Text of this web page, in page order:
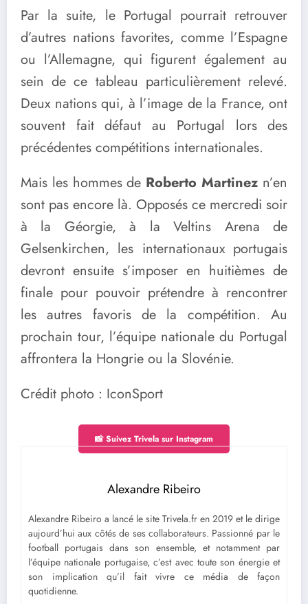
Par la suite, le Portugal pourrait retrouver
d’autres nations favorites, comme l’Espagne
ou l’Allemagne, qui figurent également au
sein de ce tableau particulièrement relevé.
Deux nations qui, à l’image de la France, ont
souvent fait défaut au Portugal lors des
précédentes compétitions internationales.
Mais les hommes de Roberto Martinez n’en
sont pas encore là. Opposés ce mercredi soir
à la Géorgie, à la Veltins Arena de
Gelsenkirchen, les internationaux portugais
devront ensuite s’imposer en huitièmes de
finale pour pouvoir prétendre à rencontrer
les autres favoris de la compétition. Au
prochain tour, l’équipe nationale du Portugal
affrontera la Hongrie ou la Slovénie.
Crédit photo : IconSport
📸 Suivez Trivela sur Instagram
Alexandre Ribeiro
Alexandre Ribeiro a lancé le site Trivela.fr en 2019 et le dirige
aujourd’hui aux côtés de ses collaborateurs. Passionné par le
football portugais dans son ensemble, et notamment par
l’équipe nationale portugaise, c’est avec toute son énergie et
son implication qu’il fait vivre ce média de façon
quotidienne.